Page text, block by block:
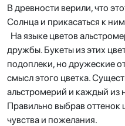
В древности верили, что
Солнца и прикасаться к
На языке цветов
дружбы. Букеты из этих
подоплеки, но дружеские
смысл этого цветка.
альстромерий и каждый из
Правильно выбрав оттенок
чувства и пожелания.